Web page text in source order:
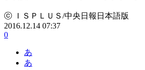
ⓒ ＩＳＰＬＵＳ/中央日報日本語版
2016.12.14 07:37
0
あ
あ